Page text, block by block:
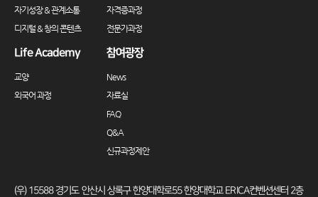
자기성장 & 관계소통
디지털 & 창의 콘텐츠
자격증과정
전문가과정
Life Academy
교양
외국어 과정
참여광장
News
자료실
FAQ
Q&A
신규과정제안
(우) 15588 경기도 안산시 상록구 한양대학로55 한양대학교 ERICA컨벤션센터 2층